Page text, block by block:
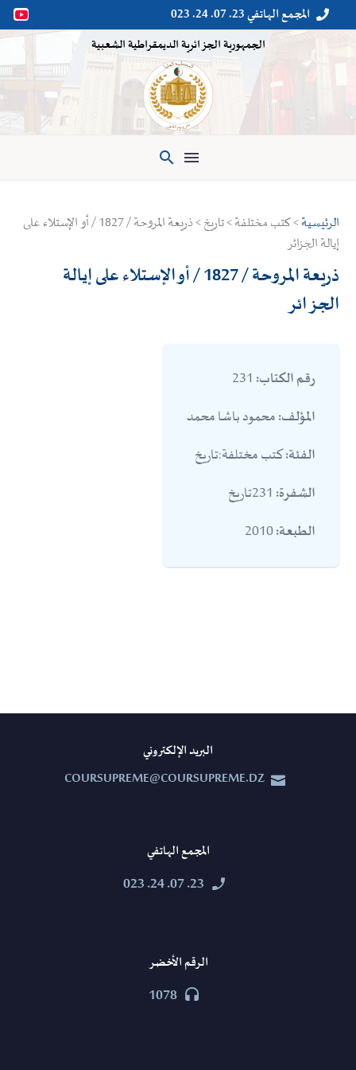

 المجمع الهاتفي 23. 07. 24. 023
الجمهورية الجزائرية الديمقراطية الشعبية

الرئيسية
> كتب مختلفة > تاريخ > ذريعة المروحة / 1827 / أو الإستلاء على
إيالة الجزائر
ذريعة المروحة / 1827 / أو الإستلاء على إيالة
الجزائر
رقم الكتاب:
المؤلف:محمود باشا محمد
الفئة:كتب مختلفة:تاريخ
الشفرة:
الطبعة:
البريد الإلكتروني


COURSUPREME@COURSUPREME.DZ
المجمع الهاتفي


23. 07. 24. 023
الرقم الأخضر


1078